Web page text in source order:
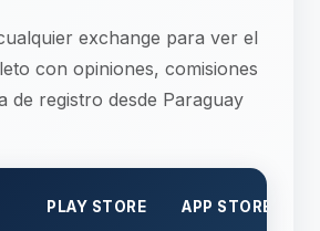
exchange para ver el
con opiniones, comisiones
de registro desde Paraguay
PLAY STORE APP STORE